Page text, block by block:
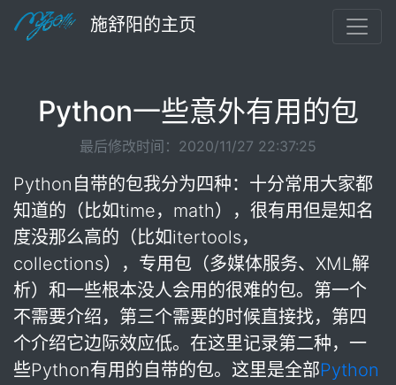
施舒阳的主页
Python一些意外有用的包
最后修改时间：2020/11/27 22:37:25
Python自带的包我分为四种：十分常用大家都
知道的（比如time，math），很有用但是知名
度没那么高的（比如itertools，
collections），专用包（多媒体服务、XML解
析）和一些根本没人会用的很难的包。第一个
不需要介绍，第三个需要的时候直接找，第四
个介绍它边际效应低。在这里记录第二种，一
些Python有用的自带的包。这里是全部Python